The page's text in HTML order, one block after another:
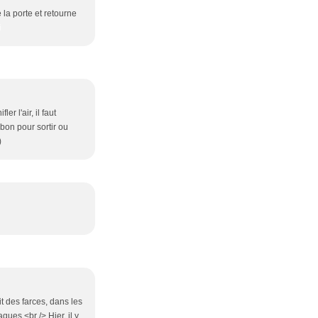
la porte et retourne
l'air, il faut
pour sortir ou
des farces, dans les
/> Hier, il y